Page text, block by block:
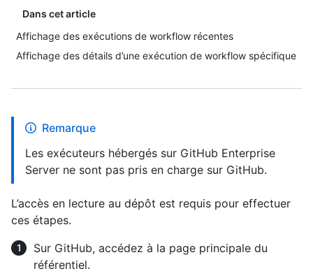
Dans cet article
Affichage des exécutions de workflow récentes
Affichage des détails d’une exécution de workflow spécifique
Remarque
Les exécuteurs hébergés sur GitHub Enterprise
Server ne sont pas pris en charge sur GitHub.
L’accès en lecture au dépôt est requis pour effectuer
ces étapes.
Sur GitHub, accédez à la page principale du
référentiel.